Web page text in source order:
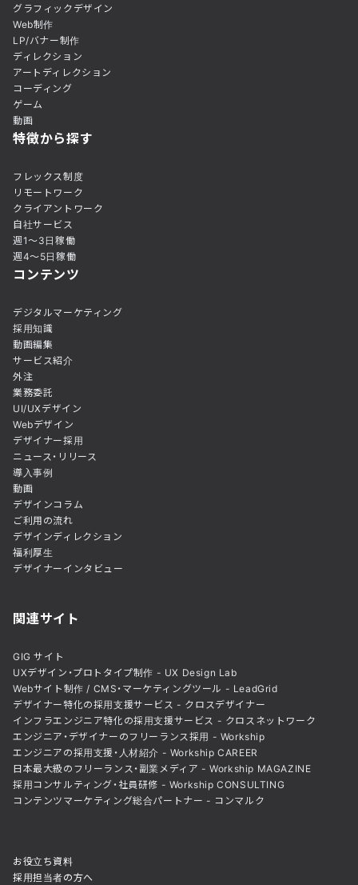
グラフィックデザイン
Web制作
LP/バナー制作
ディレクション
アートディレクション
コーディング
ゲーム
動画
特徴から探す
フレックス制度
リモートワーク
クライアントワーク
自社サービス
週1〜3日稼働
週4〜5日稼働
コンテンツ
デジタルマーケティング
採用知識
動画編集
サービス紹介
外注
業務委託
UI/UXデザイン
Webデザイン
デザイナー採用
ニュース・リリース
導入事例
動画
デザインコラム
ご利用の流れ
デザインディレクション
福利厚生
デザイナーインタビュー
関連サイト
GIG サイト
UXデザイン・プロトタイプ制作 - UX Design Lab
Webサイト制作 / CMS・マーケティングツール - LeadGrid
デザイナー特化の採用支援サービス - クロスデザイナー
インフラエンジニア特化の採用支援サービス - クロスネットワーク
エンジニア・デザイナーのフリーランス採用 - Workship
エンジニアの採用支援・人材紹介 - Workship CAREER
日本最大級のフリーランス・副業メディア - Workship MAGAZINE
採用コンサルティング・社員研修 - Workship CONSULTING
コンテンツマーケティング総合パートナー - コンマルク
お役立ち資料
採用担当者の方へ